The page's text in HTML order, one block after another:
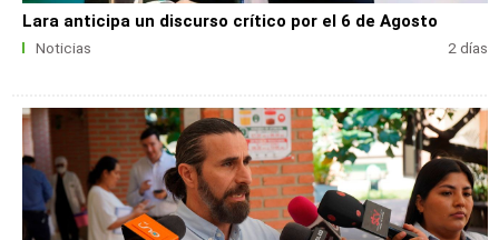
Lara anticipa un discurso crítico por el 6 de Agosto
Noticias 2 días